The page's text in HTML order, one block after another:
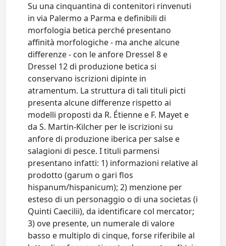
Su una cinquantina di contenitori rinvenuti
in via Palermo a Parma e definibili di
morfologia betica perché presentano
affinità morfologiche - ma anche alcune
differenze - con le anfore Dressel 8 e
Dressel 12 di produzione betica si
conservano iscrizioni dipinte in
atramentum. La struttura di tali tituli picti
presenta alcune differenze rispetto ai
modelli proposti da R. Étienne e F. Mayet e
da S. Martin-Kilcher per le iscrizioni su
anfore di produzione iberica per salse e
salagioni di pesce. I tituli parmensi
presentano infatti: 1) informazioni relative al
prodotto (garum o gari flos
hispanum/hispanicum); 2) menzione per
esteso di un personaggio o di una societas (i
Quinti Caecilii), da identificare col mercator;
3) ove presente, un numerale di valore
basso e multiplo di cinque, forse riferibile al